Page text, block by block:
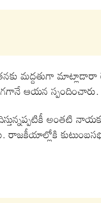
మద్దతుగా
ఆయన స్పందించారు.
అంతటి